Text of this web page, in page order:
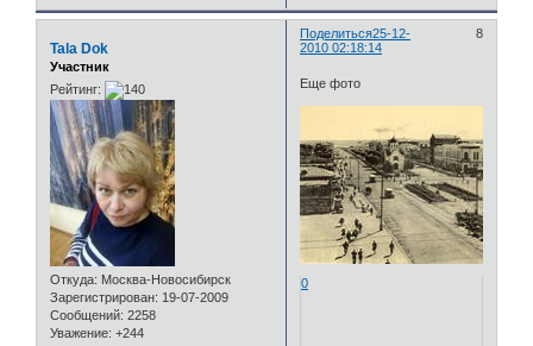
Поделиться 8
25-12-
2010 02:18:14
Tala Dok
Участник
Рейтинг:
Откуда: Москва-Новосибирск
Зарегистрирован: 19-07-2009
Сообщений: 2258
Уважение: +244
Еще фото
0